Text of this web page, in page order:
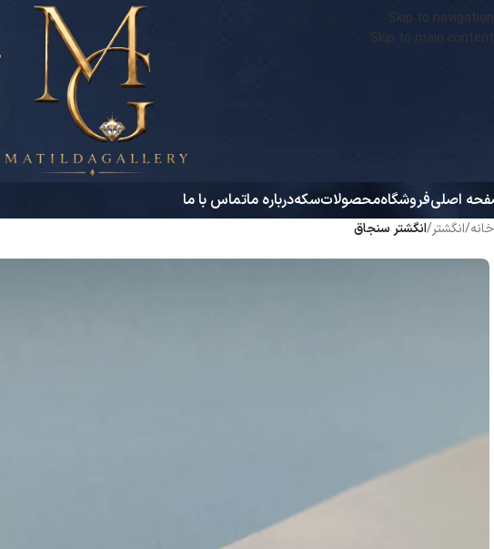
Skip to navigation
Skip to main content
اصلیفروشگاهمحصولاتسکهدرباره ماتماس با ما
خانه/انگشتر/انگشتر سنجاق